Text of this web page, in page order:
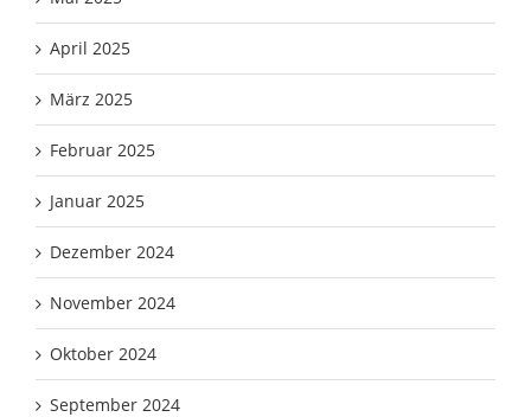
April 2025
März 2025
Februar 2025
Januar 2025
Dezember 2024
November 2024
Oktober 2024
September 2024